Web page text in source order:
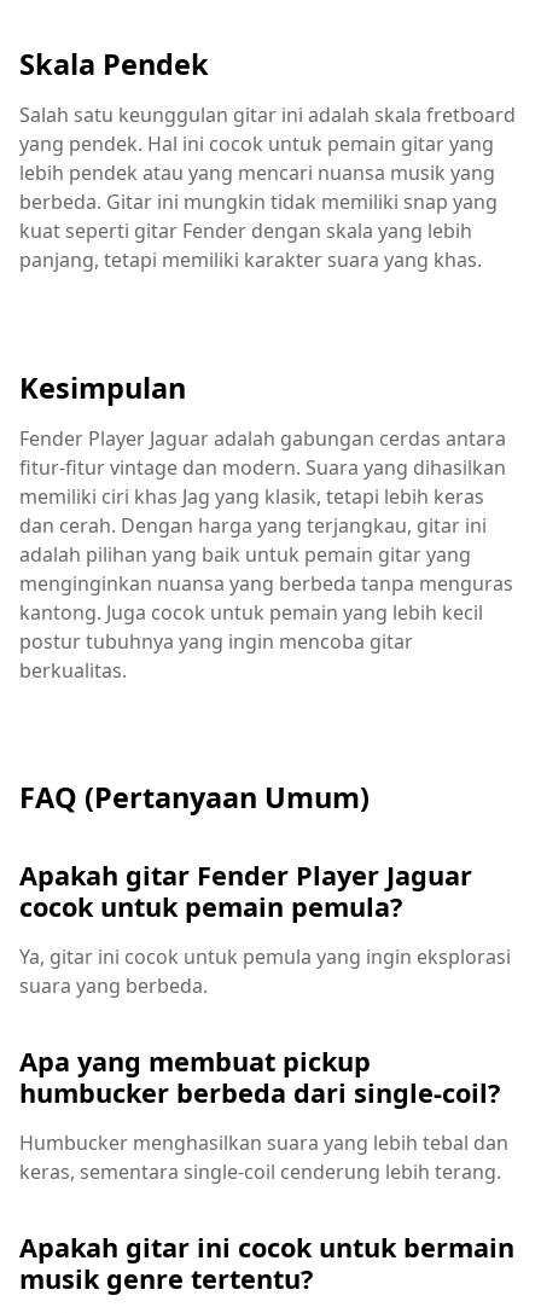
Skala Pendek
Salah satu keunggulan gitar ini adalah skala fretboard
yang pendek. Hal ini cocok untuk pemain gitar yang
lebih pendek atau yang mencari nuansa musik yang
berbeda. Gitar ini mungkin tidak memiliki snap yang
kuat seperti gitar Fender dengan skala yang lebih
panjang, tetapi memiliki karakter suara yang khas.
Kesimpulan
Fender Player Jaguar adalah gabungan cerdas antara
fitur-fitur vintage dan modern. Suara yang dihasilkan
memiliki ciri khas Jag yang klasik, tetapi lebih keras
dan cerah. Dengan harga yang terjangkau, gitar ini
adalah pilihan yang baik untuk pemain gitar yang
menginginkan nuansa yang berbeda tanpa menguras
kantong. Juga cocok untuk pemain yang lebih kecil
postur tubuhnya yang ingin mencoba gitar
berkualitas.
FAQ (Pertanyaan Umum)
Apakah gitar Fender Player Jaguar
cocok untuk pemain pemula?
Ya, gitar ini cocok untuk pemula yang ingin eksplorasi
suara yang berbeda.
Apa yang membuat pickup
humbucker berbeda dari single-coil?
Humbucker menghasilkan suara yang lebih tebal dan
keras, sementara single-coil cenderung lebih terang.
Apakah gitar ini cocok untuk bermain
musik genre tertentu?